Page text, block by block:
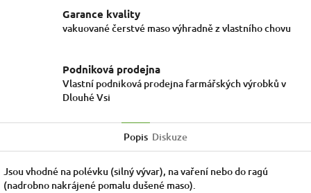
Garance kvality
vakuované čerstvé maso výhradně z vlastního chovu
Podniková prodejna
Vlastní podniková prodejna farmářských výrobků v
Dlouhé Vsi
Popis Diskuze
Jsou vhodné na polévku (silný vývar), na vaření nebo do ragú
(nadrobno nakrájené pomalu dušené maso).